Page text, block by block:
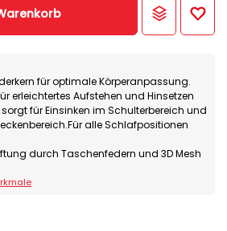
für optimale Körperanpassung.
erleichtertes Aufstehen und Hinsetzen
für Einsinken im Schulterbereich und
alle Schlafpositionen
durch Taschenfedern und 3D Mesh